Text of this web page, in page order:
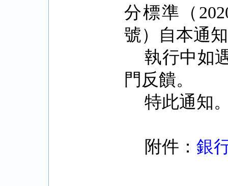
分標準（
號）自本通
執行中如
門反饋。
特此通知
附件：銀